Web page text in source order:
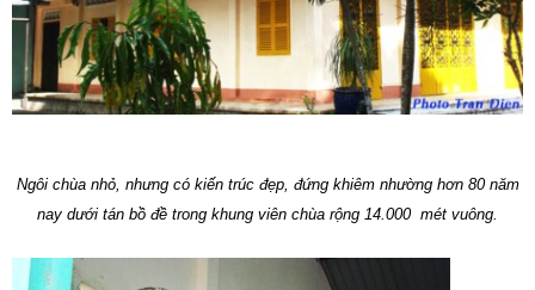
Ngôi chùa nhỏ, nhưng có kiến trúc đẹp, đứng khiêm nhường hơn 80 năm
nay dưới tán bồ đề trong khung viên chùa rộng 14.000 mét vuông.